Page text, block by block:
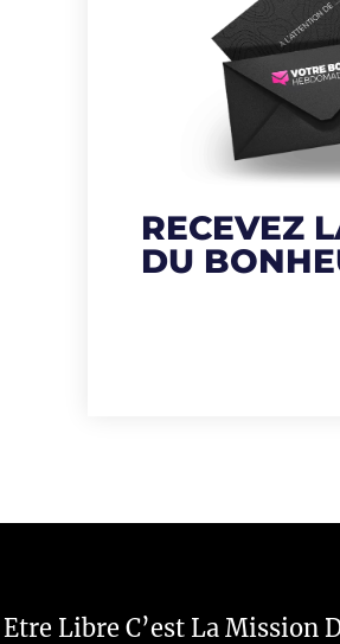
RECEVEZ
DU
Etre Libre C’est La Mission